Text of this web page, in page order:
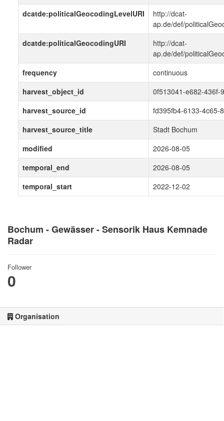
Bochum - Gewässer - Sensorik Haus Kemnade
Radar
Follower
0
Organisation
dcatde:politicalGeocodingLevelURI
http://dcat-
ap.de/def/
dcatde:politicalGeocodingURI
http://dcat-
ap.de/def/
frequency
continuous
harvest_object_id
0f513041-e682-436f-
harvest_source_id
fd395fb4-6133-4c65-
harvest_source_title
Stadt Bochum
modified
2026-08-05
temporal_end
2026-08-05
temporal_start
2022-12-02